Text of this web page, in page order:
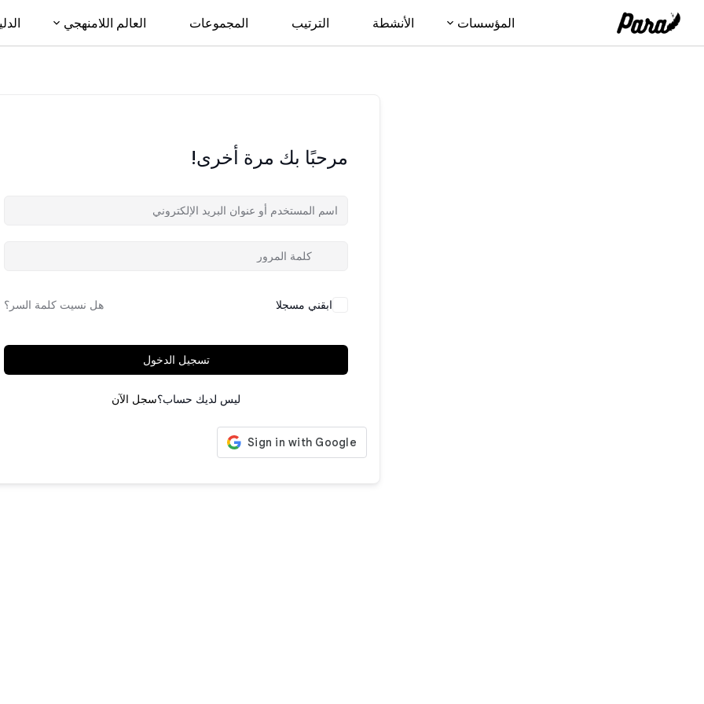
انتقل
المؤسسات الأنشطة الترتيب المجموعات العالم اللامنهجي
مرحبًا بك مرة أخرى!
ابقني مسجلا هل نسيت كلمة السر؟
تسجيل الدخول
ليس لديك حساب؟سجل الآن